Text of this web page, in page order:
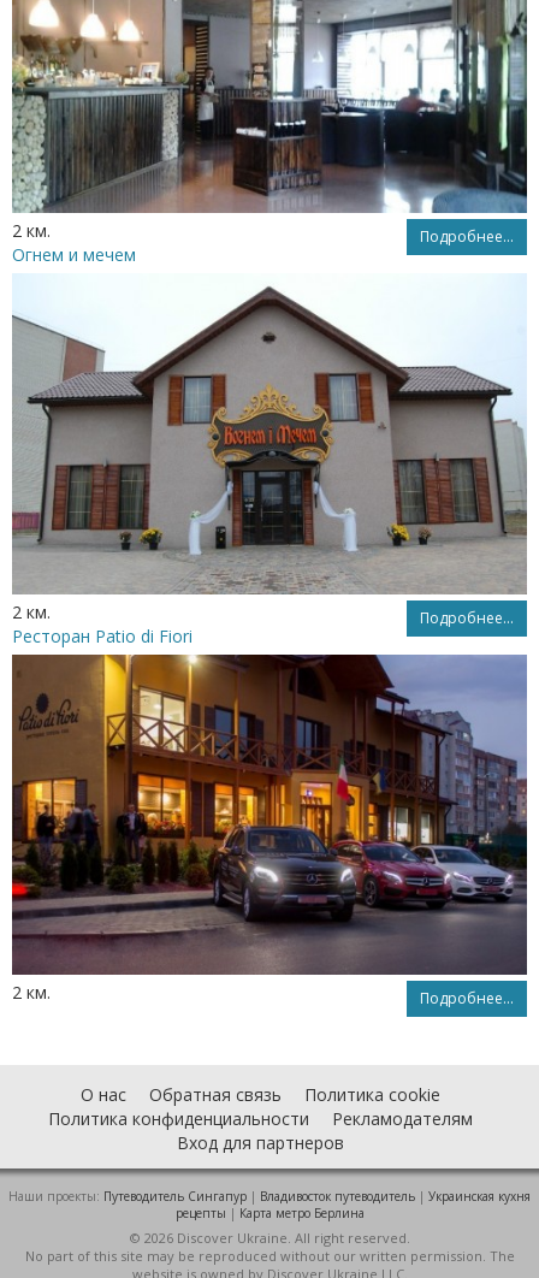
2 км. Подробнее...
Огнем и мечем
2 км. Подробнее...
Ресторан Patio di Fiori
2 км. Подробнее...
О нас Обратная связь
Политика cookie
Политика конфиденциальности
Рекламодателям
Вход для партнеров
Наши проекты: Путеводитель Сингапур | Владивосток путеводитель | Украинская кухня
рецепты | Карта метро Берлина
© 2026 Discover Ukraine. All right reserved.
No part of this site may be reproduced without our written permission. The
website is owned by Discover Ukraine LLC.